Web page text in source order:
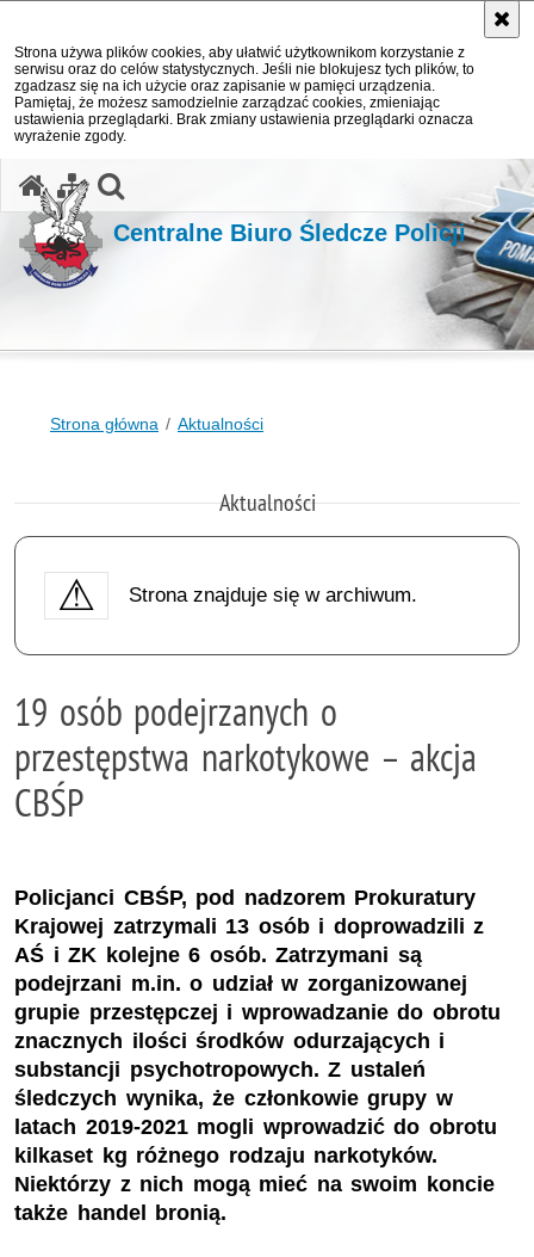
Strona używa plików cookies, aby ułatwić użytkownikom korzystanie z
serwisu oraz do celów statystycznych. Jeśli nie blokujesz tych plików, to
zgadzasz się na ich użycie oraz zapisanie w pamięci urządzenia.
Pamiętaj, że możesz samodzielnie zarządzać cookies, zmieniając
ustawienia przeglądarki. Brak zmiany ustawienia przeglądarki oznacza
wyrażenie zgody.
Centralne Biuro Śledcze Policji
Strona główna Aktualności
Aktualności
Strona znajduje się w archiwum.
19 osób podejrzanych o
przestępstwa narkotykowe – akcja
CBŚP
Policjanci CBŚP, pod nadzorem Prokuratury
Krajowej zatrzymali 13 osób i doprowadzili z
AŚ i ZK kolejne 6 osób. Zatrzymani są
podejrzani m.in. o udział w zorganizowanej
grupie przestępczej i wprowadzanie do obrotu
znacznych ilości środków odurzających i
substancji psychotropowych. Z ustaleń
śledczych wynika, że członkowie grupy w
latach 2019-2021 mogli wprowadzić do obrotu
kilkaset kg różnego rodzaju narkotyków.
Niektórzy z nich mogą mieć na swoim koncie
także handel bronią.